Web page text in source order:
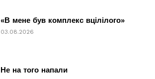
«В мене був комплекс вцілілого»
03.08.2026
Не на того напали